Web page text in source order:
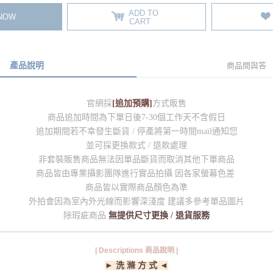
ADD TO
CART
產品說明 商品問與答
官網採[追加預購]方式販售
商品追加時間為下單日後7-30個工作天不含假日
追加期間若不幸發生斷貨 / 停產將第一時間mail通知您
並可採更換款式 / 退款處理
非套裝販售商品無法因單品斷貨而取消其他下單商品
商品皆由專業攝影團隊進行實品拍攝 因各家螢幕色差
商品皆以實際商品顏色為準
外拍會因為室內外光線而影響深淺度 建議多參考單品圖片
除瑕疵商品 無提供尺寸更換 / 退貨服務
| Descriptions 商品說明 |
► 洗 滌 方 式 ◄